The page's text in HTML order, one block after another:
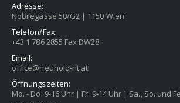
Adresse:
Nobilegasse 50/G2 | 1150 Wien
Telefon/Fax:
+43 1 786 2855 Fax DW28
Email:
office@neuhold-nt.at
Öffnungszeiten:
Mo. - Do. 9-16 Uhr | Fr. 9-14 Uhr | Sa., So. und